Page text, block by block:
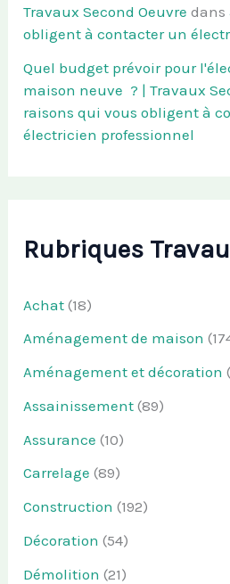
Travaux Second Oeuvre dans
obligent à contacter un
Quel budget prévoir pour
maison neuve ? | Travaux
raisons qui vous obligent à
électricien professionnel
Rubriques
Achat (18)
Aménagement de maison
Aménagement et décoration
Assainissement (89)
Assurance (10)
Carrelage (89)
Construction (192)
Décoration (54)
Démolition (21)